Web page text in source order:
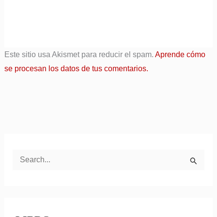
Este sitio usa Akismet para reducir el spam. Aprende cómo
se procesan los datos de tus comentarios.